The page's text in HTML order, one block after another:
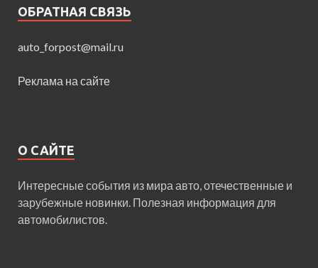
ОБРАТНАЯ СВЯЗЬ
auto_forpost@mail.ru
Реклама на сайте
О САЙТЕ
Интересные события из мира авто, отечественные и
зарубежные новинки. Полезная информация для
автомобилистов.